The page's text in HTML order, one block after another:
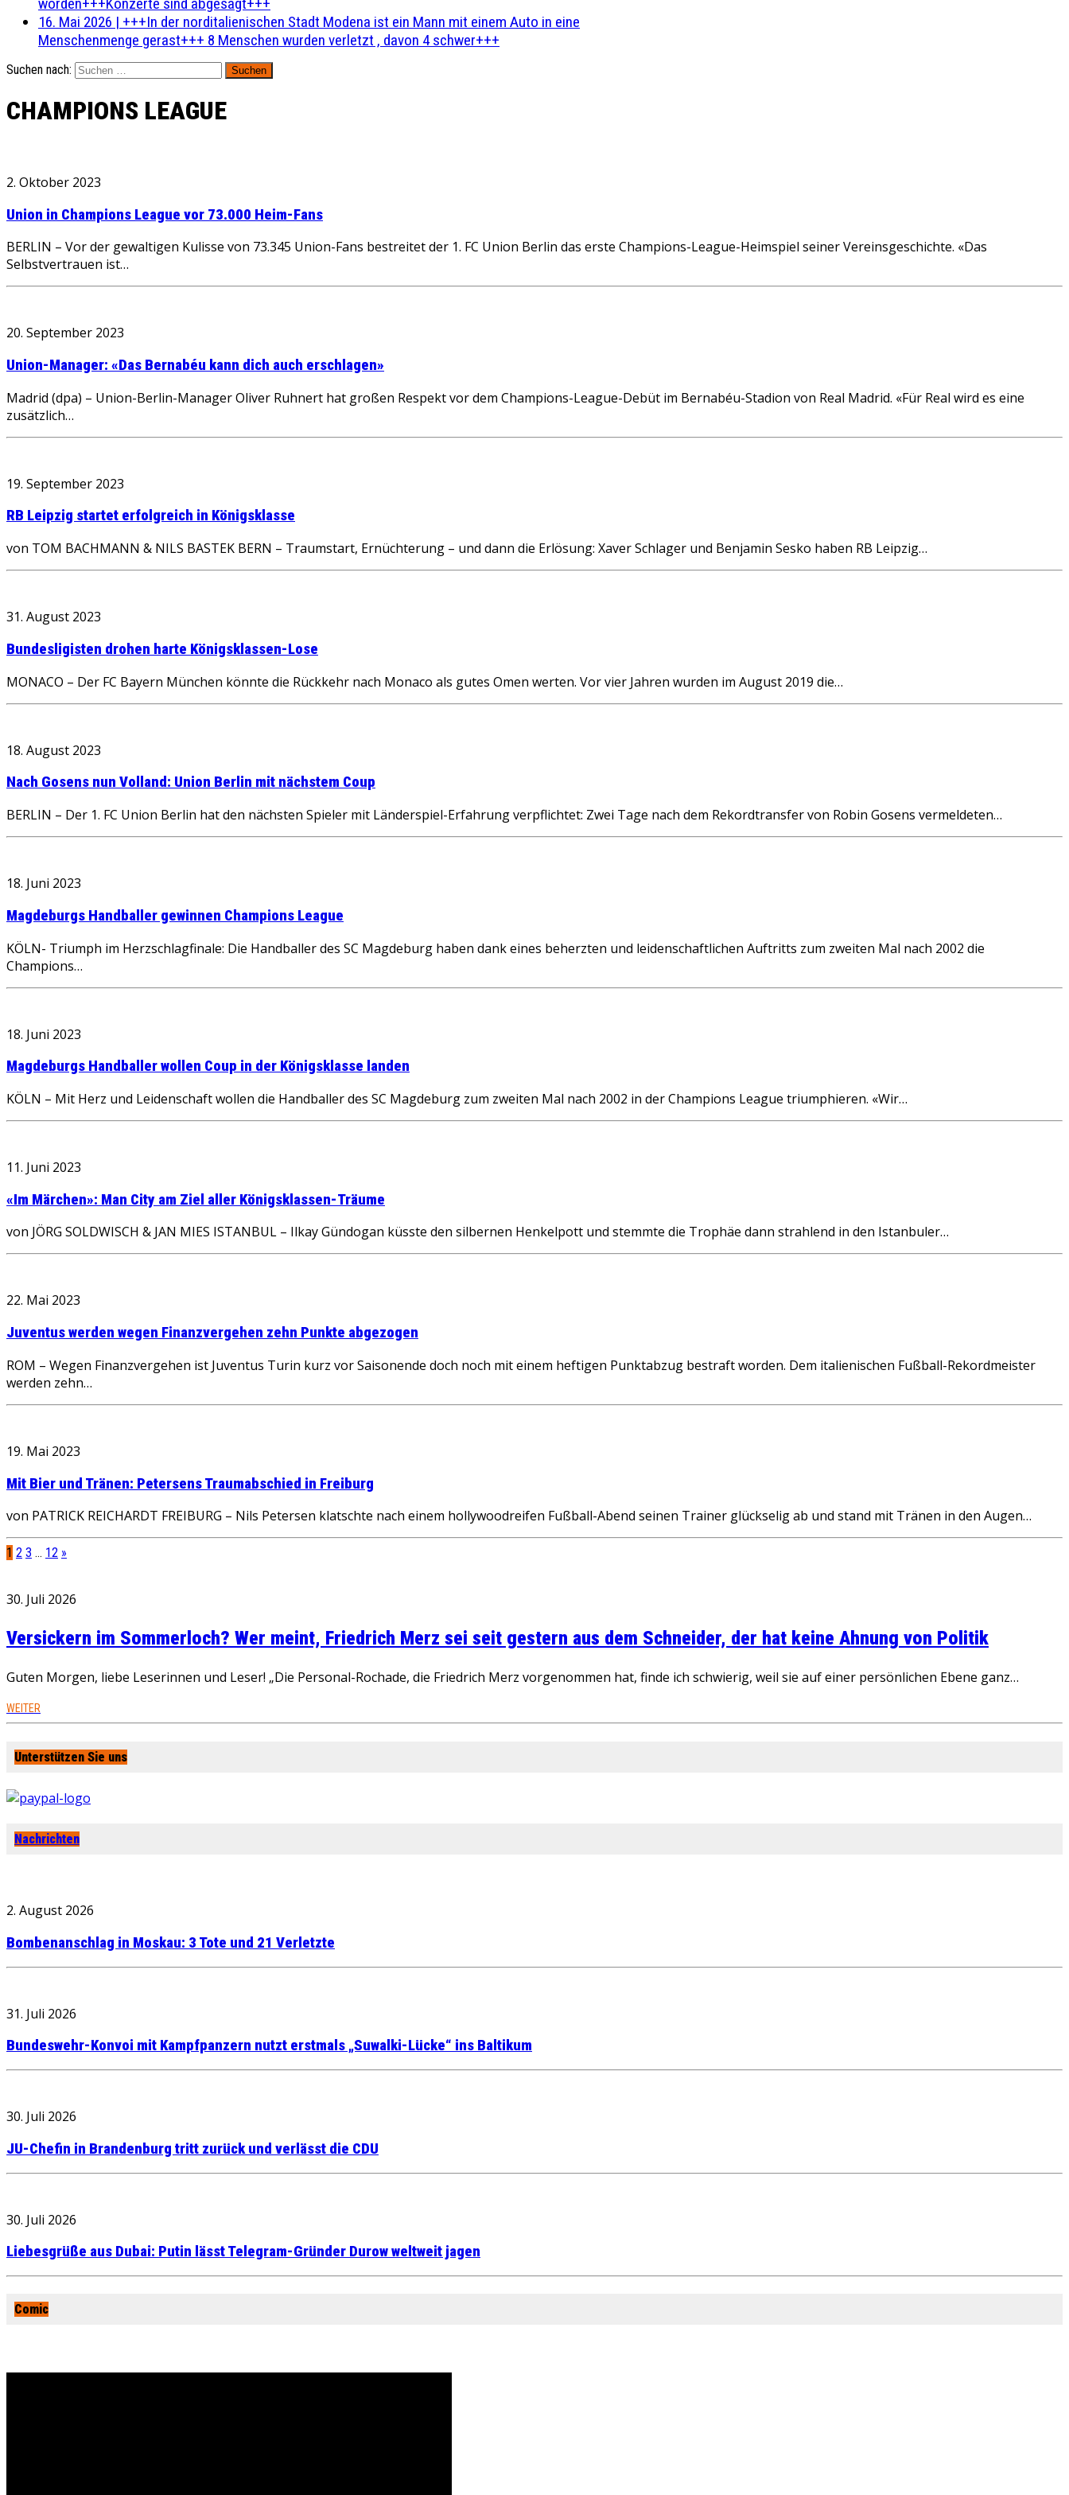
16. Mai 2026 | +++In der norditalienischen Stadt Modena ist ein Mann mit einem Auto in eine
Menschenmenge gerast+++ 8 Menschen wurden verletzt , davon 4 schwer+++
Suchen nach:
CHAMPIONS LEAGUE
2. Oktober 2023
Union in Champions League vor 73.000 Heim-Fans
BERLIN – Vor der gewaltigen Kulisse von 73.345 Union-Fans bestreitet der 1. FC Union Berlin das erste Champions-League-Heimspiel seiner Vereinsgeschichte. «Das
Selbstvertrauen ist…
20. September 2023
Union-Manager: «Das Bernabéu kann dich auch erschlagen»
Madrid (dpa) – Union-Berlin-Manager Oliver Ruhnert hat großen Respekt vor dem Champions-League-Debüt im Bernabéu-Stadion von Real Madrid. «Für Real wird es eine
zusätzlich…
19. September 2023
RB Leipzig startet erfolgreich in Königsklasse
von TOM BACHMANN & NILS BASTEK BERN – Traumstart, Ernüchterung – und dann die Erlösung: Xaver Schlager und Benjamin Sesko haben RB Leipzig…
31. August 2023
Bundesligisten drohen harte Königsklassen-Lose
MONACO – Der FC Bayern München könnte die Rückkehr nach Monaco als gutes Omen werten. Vor vier Jahren wurden im August 2019 die…
18. August 2023
Nach Gosens nun Volland: Union Berlin mit nächstem Coup
BERLIN – Der 1. FC Union Berlin hat den nächsten Spieler mit Länderspiel-Erfahrung verpflichtet: Zwei Tage nach dem Rekordtransfer von Robin Gosens vermeldeten…
18. Juni 2023
Magdeburgs Handballer gewinnen Champions League
KÖLN- Triumph im Herzschlagfinale: Die Handballer des SC Magdeburg haben dank eines beherzten und leidenschaftlichen Auftritts zum zweiten Mal nach 2002 die
Champions…
18. Juni 2023
Magdeburgs Handballer wollen Coup in der Königsklasse landen
KÖLN – Mit Herz und Leidenschaft wollen die Handballer des SC Magdeburg zum zweiten Mal nach 2002 in der Champions League triumphieren. «Wir…
11. Juni 2023
«Im Märchen»: Man City am Ziel aller Königsklassen-Träume
von JÖRG SOLDWISCH & JAN MIES ISTANBUL – Ilkay Gündogan küsste den silbernen Henkelpott und stemmte die Trophäe dann strahlend in den Istanbuler…
22. Mai 2023
Juventus werden wegen Finanzvergehen zehn Punkte abgezogen
ROM – Wegen Finanzvergehen ist Juventus Turin kurz vor Saisonende doch noch mit einem heftigen Punktabzug bestraft worden. Dem italienischen Fußball-Rekordmeister
werden zehn…
19. Mai 2023
Mit Bier und Tränen: Petersens Traumabschied in Freiburg
von PATRICK REICHARDT FREIBURG – Nils Petersen klatschte nach einem hollywoodreifen Fußball-Abend seinen Trainer glückselig ab und stand mit Tränen in den Augen…
1 2 3 … 12 »
30. Juli 2026
Versickern im Sommerloch? Wer meint, Friedrich Merz sei seit gestern aus dem Schneider, der hat keine Ahnung von Politik
Guten Morgen, liebe Leserinnen und Leser! „Die Personal-Rochade, die Friedrich Merz vorgenommen hat, finde ich schwierig, weil sie auf einer persönlichen Ebene ganz…
WEITER
Unterstützen Sie uns
Nachrichten
2. August 2026
Bombenanschlag in Moskau: 3 Tote und 21 Verletzte
31. Juli 2026
Bundeswehr-Konvoi mit Kampfpanzern nutzt erstmals „Suwalki-Lücke“ ins Baltikum
30. Juli 2026
JU-Chefin in Brandenburg tritt zurück und verlässt die CDU
30. Juli 2026
Liebesgrüße aus Dubai: Putin lässt Telegram-Gründer Durow weltweit jagen
Comic